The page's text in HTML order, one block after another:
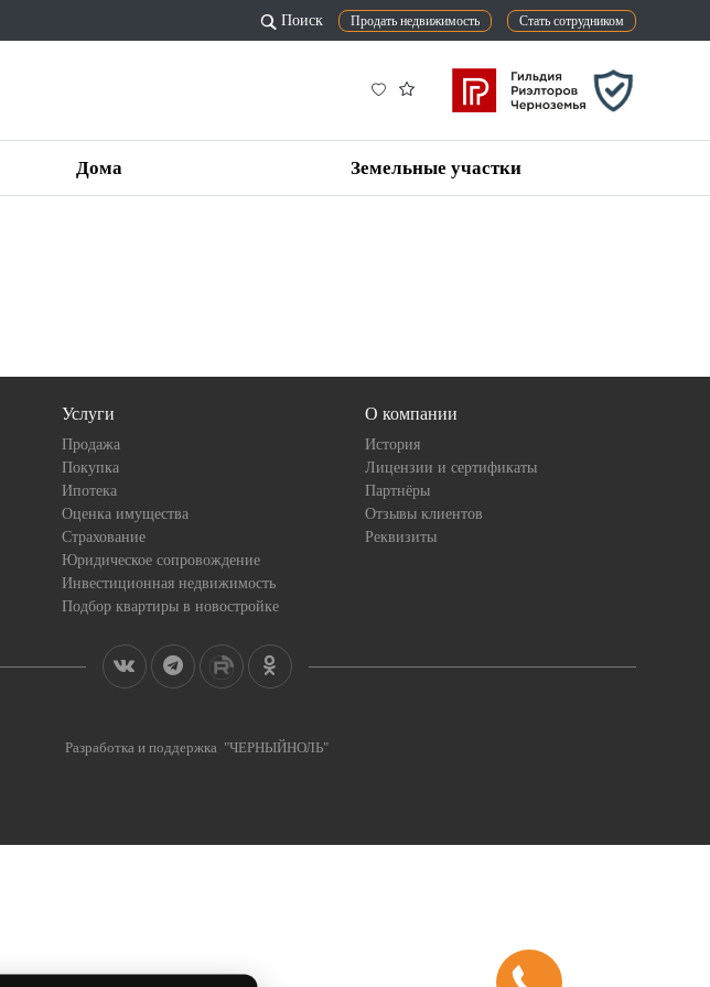
Поиск Продать недвижимость Стать сотрудником
Дома Земельные участки
Услуги
Продажа
Покупка
Ипотека
Оценка имущества
Страхование
Юридическое сопровождение
Инвестиционная недвижимость
Подбор квартиры в новостройке
О компании
История
Лицензии и сертификаты
Партнёры
Отзывы клиентов
Реквизиты
Разработка и поддержка "ЧЕРНЫЙНОЛЬ"